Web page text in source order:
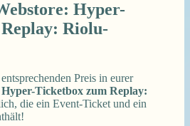
Hyper-
Riolu-
Preis in eurer
Hyper-Ticketbox zum Replay:
die ein Event-Ticket und ein